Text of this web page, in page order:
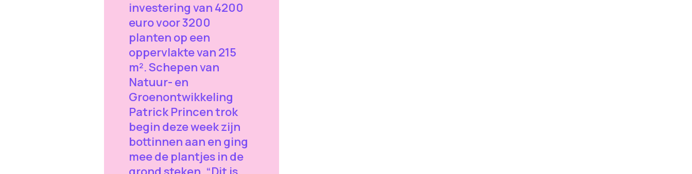
investering van 4200
euro voor 3200
planten op een
oppervlakte van 215
m². Schepen van
Natuur- en
Groenontwikkeling
Patrick Princen trok
begin deze week zijn
bottinnen aan en ging
mee de plantjes in de